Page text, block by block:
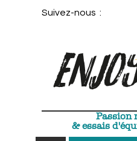
Suivez-nous :
Passion
& essais